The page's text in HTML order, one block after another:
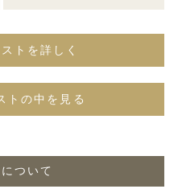
トを詳しく
トの中を見る
ついて